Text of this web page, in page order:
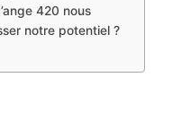
420 nous
notre potentiel ?